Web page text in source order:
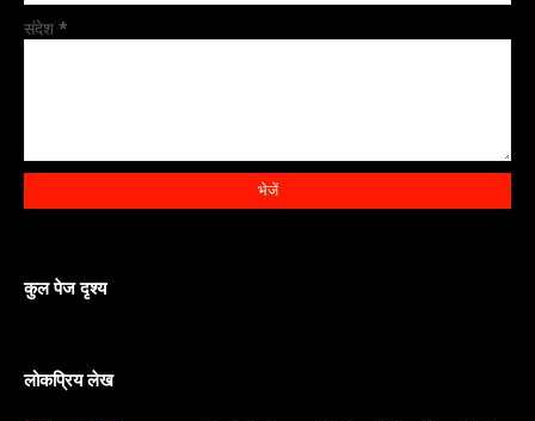
संदेश *
कुल पेज दृश्य
लोकप्रिय लेख